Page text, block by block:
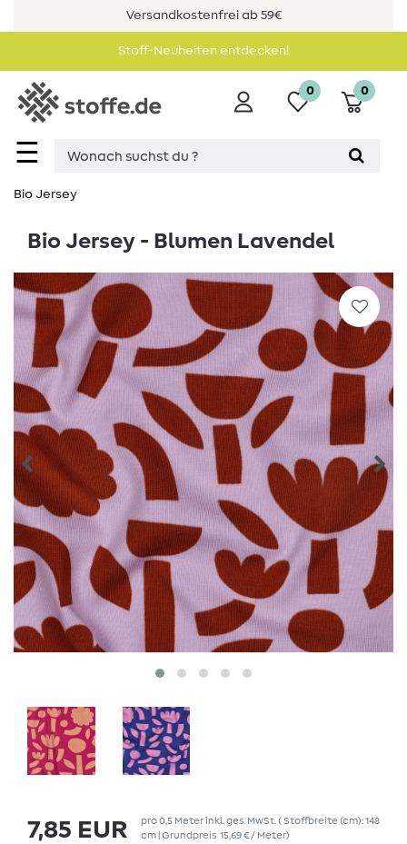
Versandkostenfrei ab 59€
Stoff-Neuheiten entdecken!
☰
0 0
Bio Jersey
Bio Jersey - Blumen Lavendel
7,85 EUR pro0,5 Meterinkl. ges. MwSt. ( Stoffbreite (cm): 148
cm | Grundpreis 15,69 € / Meter)